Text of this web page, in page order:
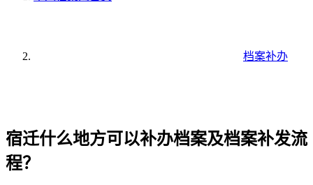
档案补办
宿迁什么地方可以补办档案及档案补发流
程？